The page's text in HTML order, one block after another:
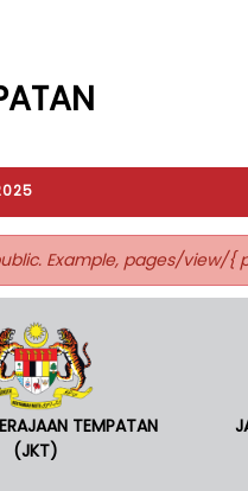
Example, pages/view/{
TEMPATAN
(JKT)